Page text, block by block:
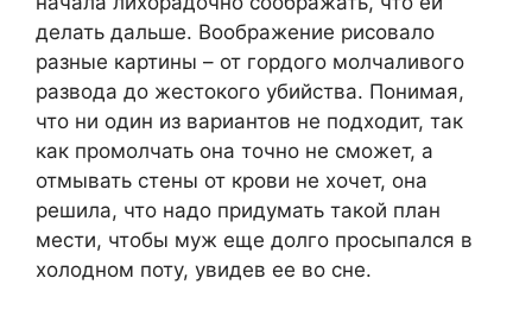
делать дальше. Воображение рисовало
разные картины – от гордого молчаливого
развода до жестокого убийства. Понимая,
что ни один из вариантов не подходит, так
как промолчать она точно не сможет, а
отмывать стены от крови не хочет, она
решила, что надо придумать такой план
мести, чтобы муж еще долго просыпался в
холодном поту, увидев ее во сне.